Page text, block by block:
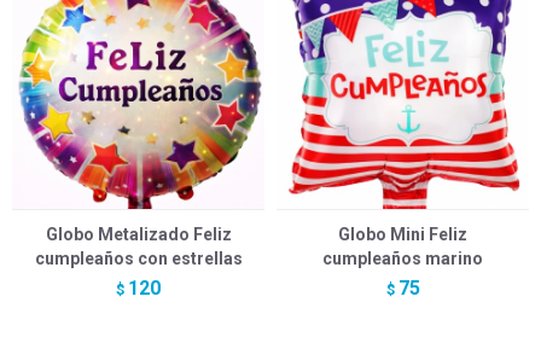
Globo Metalizado Feliz
cumpleaños con estrellas
$ 120
Globo Mini Feliz
cumpleaños marino
$ 75